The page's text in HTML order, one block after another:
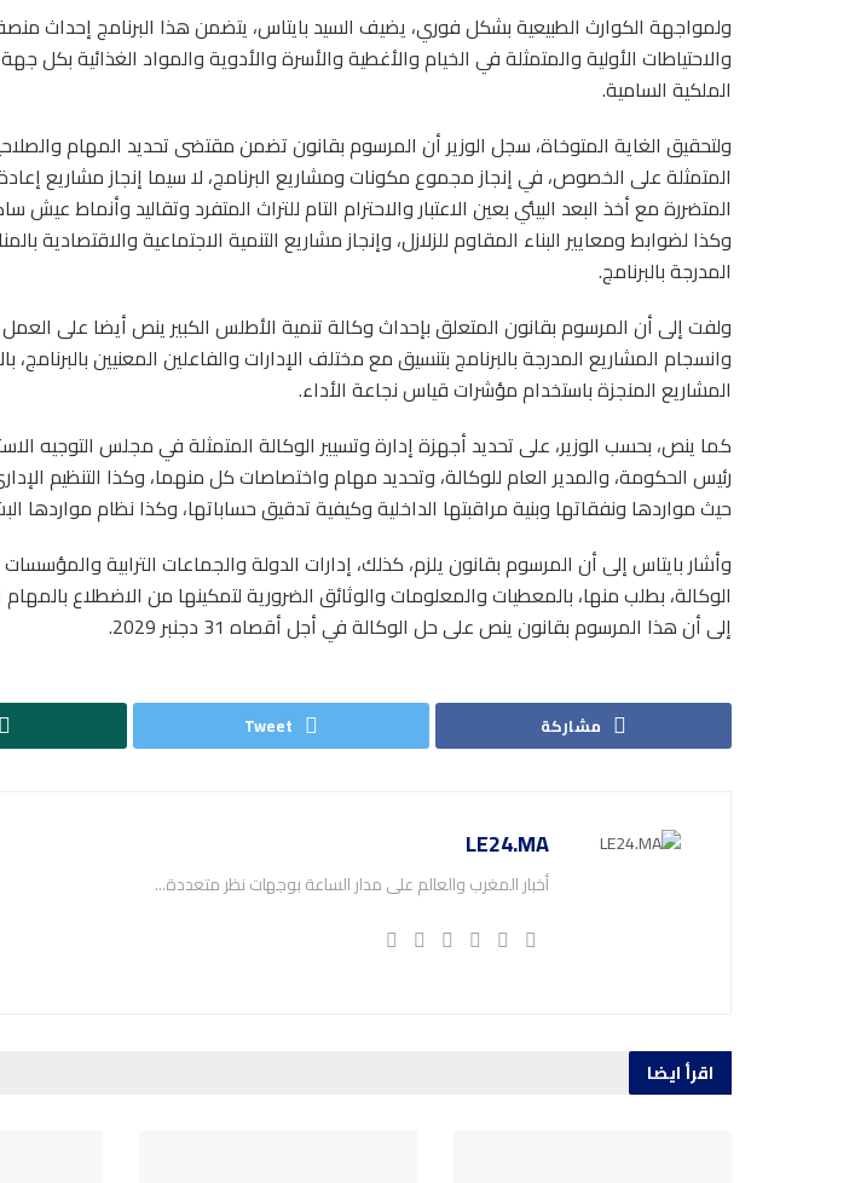
ولمواجهة الكوارث الطبيعية بشكل فوري، يضيف السيد بايتاس، يتضمن هذا البرنامج إحداث
والاحتياطات الأولية والمتمثلة في الخيام والأغطية والأسرة والأدوية والمواد الغذائية بكل
الملكية السامية.
ولتحقيق الغاية المتوخاة، سجل الوزير أن المرسوم بقانون تضمن مقتضى تحديد المهام
المتمثلة على الخصوص، في إنجاز مجموع مكونات ومشاريع البرنامج، لا سيما إنجاز مشاريع
المتضررة مع أخذ البعد البيئي بعين الاعتبار والاحترام التام للتراث المتفرد وتقاليد وأنماط عيش
وكذا لضوابط ومعايير البناء المقاوم للزلازل، وإنجاز مشاريع التنمية الاجتماعية والاقتصادية
المدرجة بالبرنامج.
ولفت إلى أن المرسوم بقانون المتعلق بإحداث وكالة تنمية الأطلس الكبير ينص أيضا على
وانسجام المشاريع المدرجة بالبرنامج بتنسيق مع مختلف الإدارات والفاعلين المعنيين بالبرنامج،
المشاريع المنجزة باستخدام مؤشرات قياس نجاعة الأداء.
كما ينص، بحسب الوزير، على تحديد أجهزة إدارة وتسيير الوكالة المتمثلة في مجلس التوجيه
رئيس الحكومة، والمدير العام للوكالة، وتحديد مهام واختصاصات كل منهما، وكذا التنظيم
حيث مواردها ونفقاتها وبنية مراقبتها الداخلية وكيفية تدقيق حساباتها، وكذا نظام مواردها
وأشار بايتاس إلى أن المرسوم بقانون يلزم، كذلك، إدارات الدولة والجماعات الترابية
الوكالة، بطلب منها، بالمعطيات والمعلومات والوثائق الضرورية لتمكينها من الاضطلاع بالمهام
إلى أن هذا المرسوم بقانون ينص على حل الوكالة في أجل أقصاه 31 دجنبر 2029.
مشاركة Tweet
LE24.MA
أخبار المغرب والعالم على مدار الساعة بوجهات نظر متعددة...
اقرأ ايضا